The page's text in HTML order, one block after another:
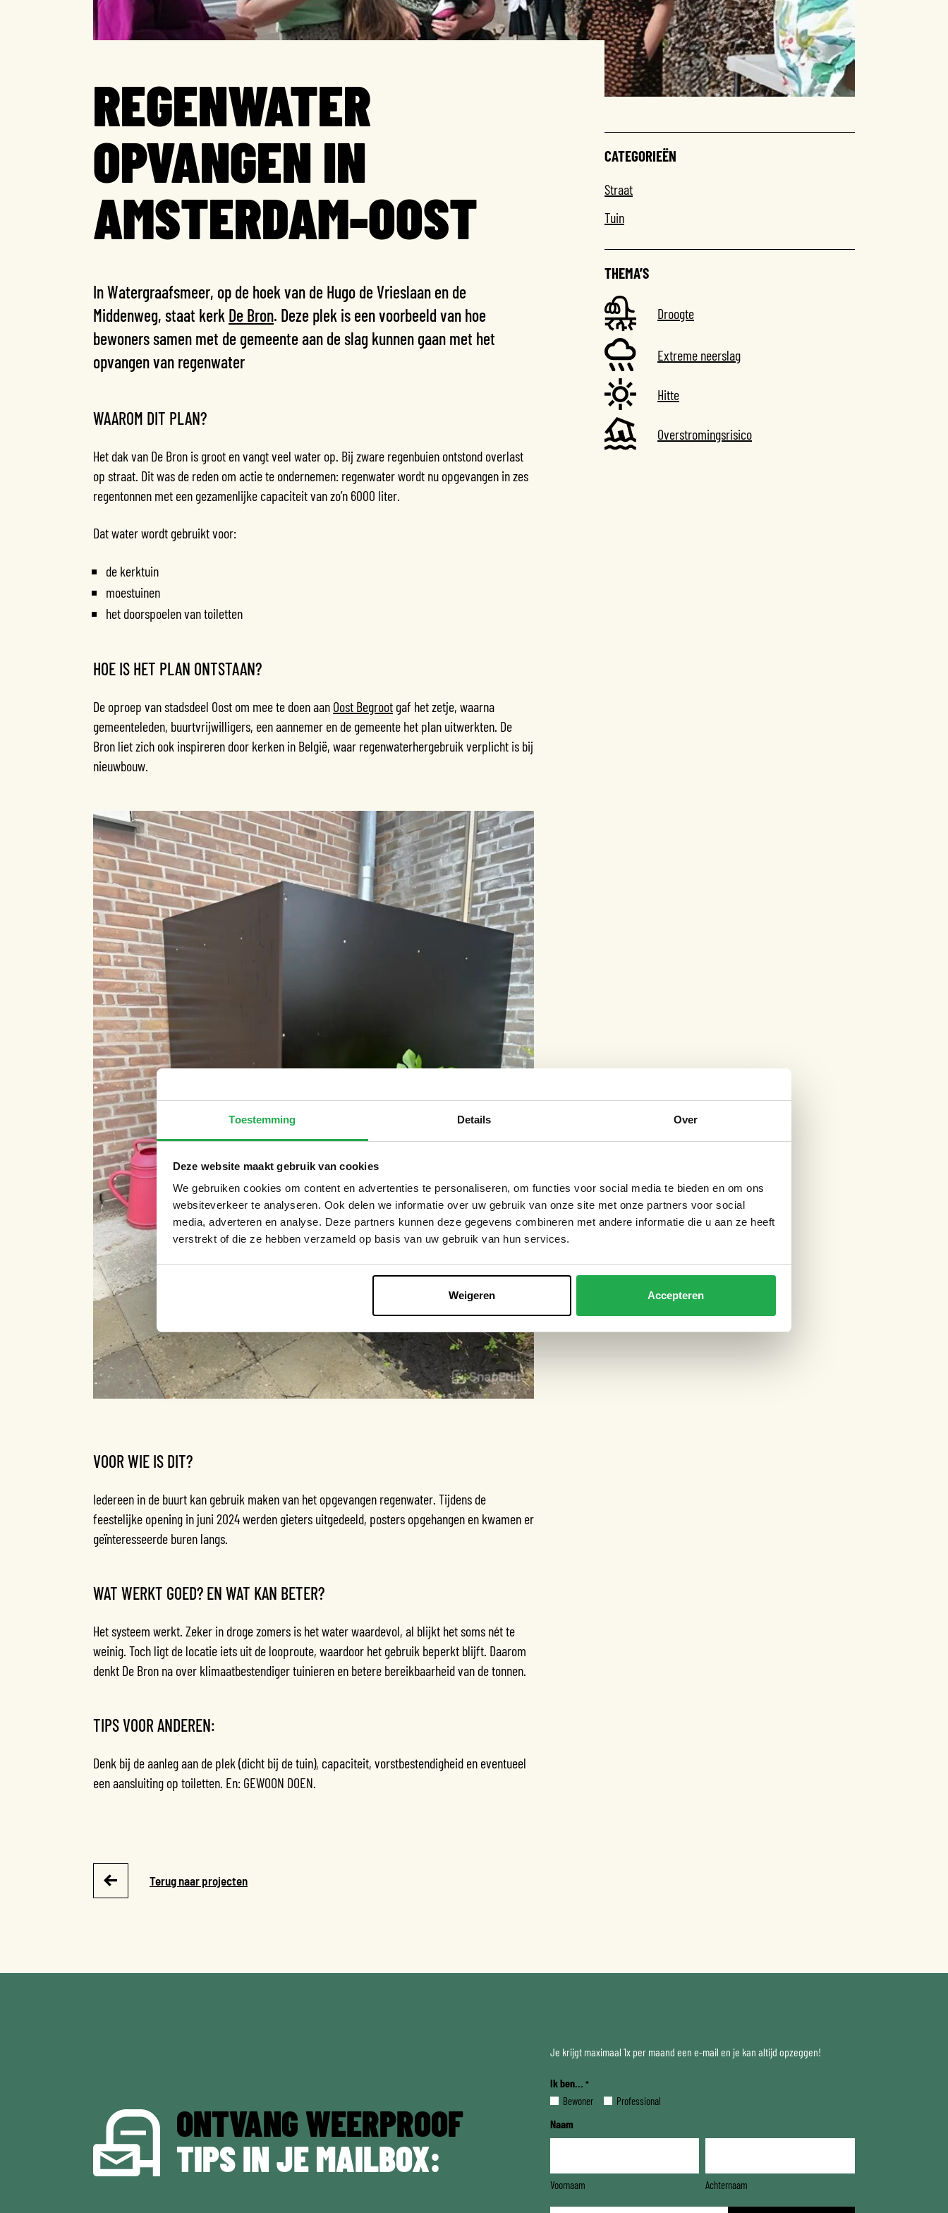
Toestemming Details Over
Deze website maakt gebruik van cookies
We gebruiken cookies om content en advertenties te personaliseren, om functies voor social media te bieden en om ons
websiteverkeer te analyseren. Ook delen we informatie over uw gebruik van onze site met onze partners voor social
media, adverteren en analyse. Deze partners kunnen deze gegevens combineren met andere informatie die u aan ze heeft
verstrekt of die ze hebben verzameld op basis van uw gebruik van hun services.
Weigeren Accepteren
REGENWATER
OPVANGEN IN
AMSTERDAM-OOST
In Watergraafsmeer, op de hoek van de Hugo de Vrieslaan en de
Middenweg, staat kerk De Bron. Deze plek is een voorbeeld van hoe
bewoners samen met de gemeente aan de slag kunnen gaan met het
opvangen van regenwater
WAAROM DIT PLAN?
Het dak van De Bron is groot en vangt veel water op. Bij zware regenbuien ontstond overlast
op straat. Dit was de reden om actie te ondernemen: regenwater wordt nu opgevangen in zes
regentonnen met een gezamenlijke capaciteit van zo’n 6000 liter.
Dat water wordt gebruikt voor:
de kerktuin
moestuinen
het doorspoelen van toiletten
HOE IS HET PLAN ONTSTAAN?
De oproep van stadsdeel Oost om mee te doen aan Oost Begroot gaf het zetje, waarna
gemeenteleden, buurtvrijwilligers, een aannemer en de gemeente het plan uitwerkten. De
Bron liet zich ook inspireren door kerken in België, waar regenwaterhergebruik verplicht is bij
nieuwbouw.
VOOR WIE IS DIT?
Iedereen in de buurt kan gebruik maken van het opgevangen regenwater. Tijdens de
feestelijke opening in juni 2024 werden gieters uitgedeeld, posters opgehangen en kwamen er
geïnteresseerde buren langs.
WAT WERKT GOED? EN WAT KAN BETER?
Het systeem werkt. Zeker in droge zomers is het water waardevol, al blijkt het soms nét te
weinig. Toch ligt de locatie iets uit de looproute, waardoor het gebruik beperkt blijft. Daarom
denkt De Bron na over klimaatbestendiger tuinieren en betere bereikbaarheid van de tonnen.
TIPS VOOR ANDEREN:
Denk bij de aanleg aan de plek (dicht bij de tuin), capaciteit, vorstbestendigheid en eventueel
een aansluiting op toiletten. En: GEWOON DOEN.
CATEGORIEËN
Straat
Tuin
THEMA’S
Droogte
Extreme neerslag
Hitte
Overstromingsrisico
Terug naar projecten
ONTVANG WEERPROOF
TIPS IN JE MAILBOX:
Je krijgt maximaal 1x per maand een e-mail en je kan altijd opzeggen!
Ik ben... *
Bewoner Professional
Naam
Voornaam Achternaam